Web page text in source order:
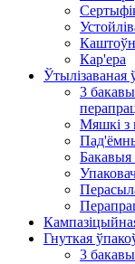
Кар'ера
Ўтылізаваная
3
Мяшкі з
Бакавыя
Гнуткая
3